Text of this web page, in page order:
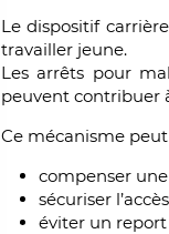
Le dispositif
travailler jeune.
Les arrêts pour
peuvent contribuer
Ce mécanisme peut
compenser
sécuriser
éviter un report